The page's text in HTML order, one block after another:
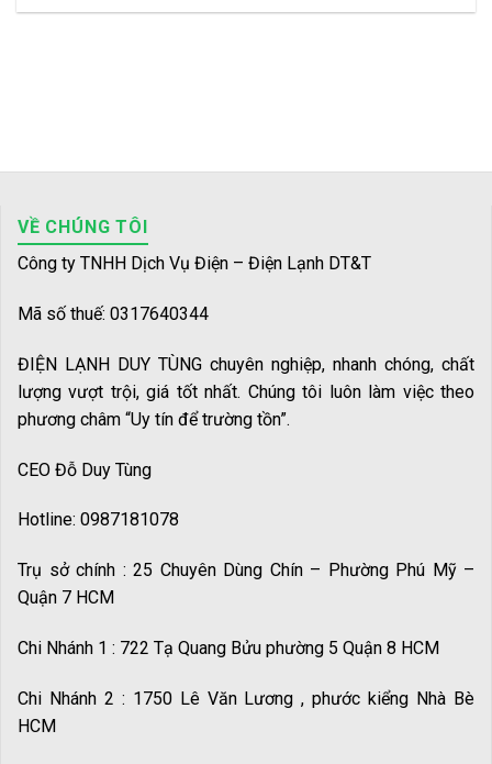
VỀ CHÚNG TÔI
Công ty TNHH Dịch Vụ Điện – Điện Lạnh DT&T
Mã số thuế: 0317640344
ĐIỆN LẠNH DUY TÙNG chuyên nghiệp, nhanh chóng, chất
lượng vượt trội, giá tốt nhất. Chúng tôi luôn làm việc theo
phương châm “Uy tín để trường tồn”.
CEO Đỗ Duy Tùng
Hotline: 0987181078
Trụ sở chính : 25 Chuyên Dùng Chín – Phường Phú Mỹ –
Quận 7 HCM
Chi Nhánh 1 : 722 Tạ Quang Bửu phường 5 Quận 8 HCM
Chi Nhánh 2 : 1750 Lê Văn Lương , phước kiểng Nhà Bè
HCM